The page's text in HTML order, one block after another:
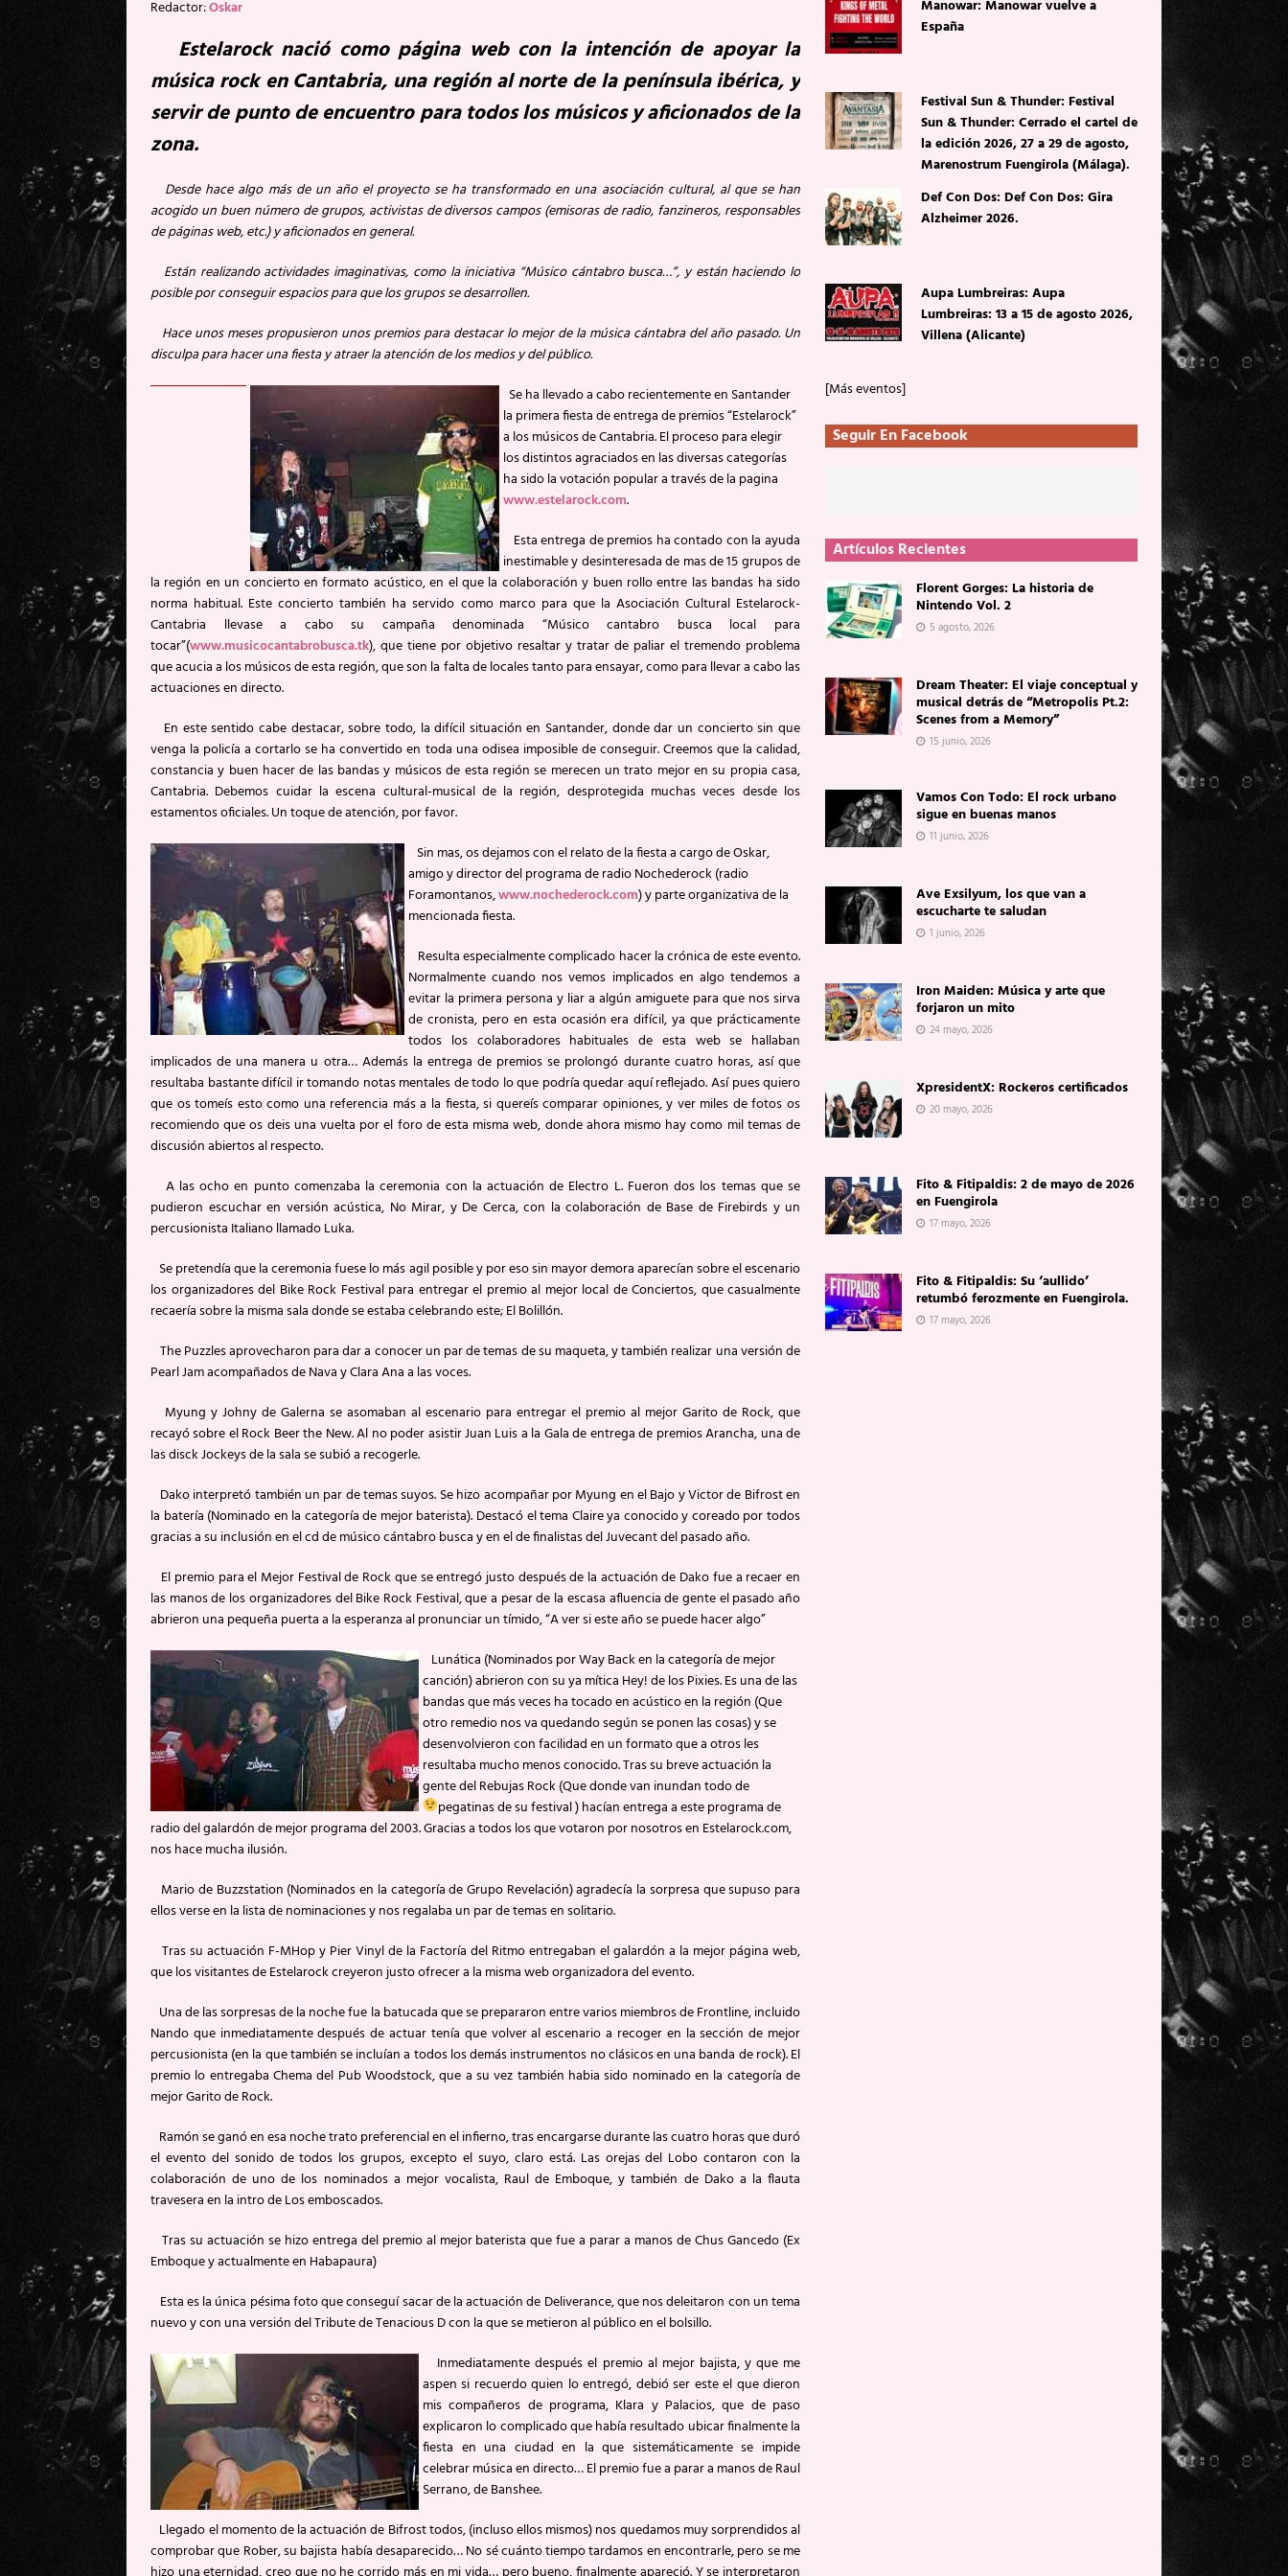
Redactor:Oskar
Estelarock nació como página web con la intención de apoyar la
música rock en Cantabria, una región al norte de la península ibérica, y
servir de punto de encuentro para todos los músicos y aficionados de la
zona.
Desde hace algo más de un año el proyecto se ha transformado en una asociación cultural, al que se han
acogido un buen número de grupos, activistas de diversos campos (emisoras de radio, fanzineros, responsables
de páginas web, etc.) y aficionados en general.
Están realizando actividades imaginativas, como la iniciativa “Músico cántabro busca…”, y están haciendo lo
posible por conseguir espacios para que los grupos se desarrollen.
Hace unos meses propusieron unos premios para destacar lo mejor de la música cántabra del año pasado. Un
disculpa para hacer una fiesta y atraer la atención de los medios y del público.
Se ha llevado a cabo recientemente en Santander
la primera fiesta de entrega de premios “Estelarock”
a los músicos de Cantabria. El proceso para elegir
los distintos agraciados en las diversas categorías
ha sido la votación popular a través de la pagina
www.estelarock.com.
Esta entrega de premios ha contado con la ayuda
inestimable y desinteresada de mas de 15 grupos de
la región en un concierto en formato acústico, en el que la colaboración y buen rollo entre las bandas ha sido
norma habitual. Este concierto también ha servido como marco para que la Asociación Cultural Estelarock-
Cantabria llevase a cabo su campaña denominada “Músico cantabro busca local para
tocar”(www.musicocantabrobusca.tk), que tiene por objetivo resaltar y tratar de paliar el tremendo problema
que acucia a los músicos de esta región, que son la falta de locales tanto para ensayar, como para llevar a cabo las
actuaciones en directo.
En este sentido cabe destacar, sobre todo, la difícil situación en Santander, donde dar un concierto sin que
venga la policía a cortarlo se ha convertido en toda una odisea imposible de conseguir. Creemos que la calidad,
constancia y buen hacer de las bandas y músicos de esta región se merecen un trato mejor en su propia casa,
Cantabria. Debemos cuidar la escena cultural-musical de la región, desprotegida muchas veces desde los
estamentos oficiales. Un toque de atención, por favor.
Sin mas, os dejamos con el relato de la fiesta a cargo de Oskar,
amigo y director del programa de radio Nochederock (radio
Foramontanos,www.nochederock.com) y parte organizativa de la
mencionada fiesta.
Resulta especialmente complicado hacer la crónica de este evento.
Normalmente cuando nos vemos implicados en algo tendemos a
evitar la primera persona y liar a algún amiguete para que nos sirva
de cronista, pero en esta ocasión era difícil, ya que prácticamente
todos los colaboradores habituales de esta web se hallaban
implicados de una manera u otra… Además la entrega de premios se prolongó durante cuatro horas, así que
resultaba bastante difícil ir tomando notas mentales de todo lo que podría quedar aquí reflejado. Así pues quiero
que os tomeís esto como una referencia más a la fiesta, si quereís comparar opiniones, y ver miles de fotos os
recomiendo que os deis una vuelta por el foro de esta misma web, donde ahora mismo hay como mil temas de
discusión abiertos al respecto.
A las ocho en punto comenzaba la ceremonia con la actuación de Electro L. Fueron dos los temas que se
pudieron escuchar en versión acústica, No Mirar, y De Cerca, con la colaboración de Base de Firebirds y un
percusionista Italiano llamado Luka.
Se pretendía que la ceremonia fuese lo más agil posible y por eso sin mayor demora aparecían sobre el escenario
los organizadores del Bike Rock Festival para entregar el premio al mejor local de Conciertos, que casualmente
recaería sobre la misma sala donde se estaba celebrando este; El Bolillón.
The Puzzles aprovecharon para dar a conocer un par de temas de su maqueta, y también realizar una versión de
Pearl Jam acompañados de Nava y Clara Ana a las voces.
Myung y Johny de Galerna se asomaban al escenario para entregar el premio al mejor Garito de Rock, que
recayó sobre el Rock Beer the New. Al no poder asistir Juan Luis a la Gala de entrega de premios Arancha, una de
las disck Jockeys de la sala se subió a recogerle.
Dako interpretó también un par de temas suyos. Se hizo acompañar por Myung en el Bajo y Victor de Bifrost en
la batería (Nominado en la categoría de mejor baterista). Destacó el tema Claire ya conocido y coreado por todos
gracias a su inclusión en el cd de músico cántabro busca y en el de finalistas del Juvecant del pasado año.
El premio para el Mejor Festival de Rock que se entregó justo después de la actuación de Dako fue a recaer en
las manos de los organizadores del Bike Rock Festival, que a pesar de la escasa afluencia de gente el pasado año
abrieron una pequeña puerta a la esperanza al pronunciar un tímido, “A ver si este año se puede hacer algo”
Lunática (Nominados por Way Back en la categoría de mejor
canción) abrieron con su ya mítica Hey! de los Pixies. Es una de las
bandas que más veces ha tocado en acústico en la región (Que
otro remedio nos va quedando según se ponen las cosas) y se
desenvolvieron con facilidad en un formato que a otros les
resultaba mucho menos conocido. Tras su breve actuación la
gente del Rebujas Rock (Que donde van inundan todo de
pegatinas de su festival) hacían entrega a este programa de
radio del galardón de mejor programa del 2003. Gracias a todos los que votaron por nosotros en Estelarock.com,
nos hace mucha ilusión.
Mario de Buzzstation (Nominados en la categoría de Grupo Revelación) agradecía la sorpresa que supuso para
ellos verse en la lista de nominaciones y nos regalaba un par de temas en solitario.
Tras su actuación F-MHop y Pier Vinyl de la Factoría del Ritmo entregaban el galardón a la mejor página web,
que los visitantes de Estelarock creyeron justo ofrecer a la misma web organizadora del evento.
Una de las sorpresas de la noche fue la batucada que se prepararon entre varios miembros de Frontline, incluido
Nando que inmediatamente después de actuar tenía que volver al escenario a recoger en la sección de mejor
percusionista (en la que también se incluían a todos los demás instrumentos no clásicos en una banda de rock). El
premio lo entregaba Chema del Pub Woodstock, que a su vez también habia sido nominado en la categoría de
mejor Garito de Rock.
Ramón se ganó en esa noche trato preferencial en el infierno, tras encargarse durante las cuatro horas que duró
el evento del sonido de todos los grupos, excepto el suyo, claro está. Las orejas del Lobo contaron con la
colaboración de uno de los nominados a mejor vocalista, Raul de Emboque, y también de Dako a la flauta
travesera en la intro de Los emboscados.
Tras su actuación se hizo entrega del premio al mejor baterista que fue a parar a manos de Chus Gancedo (Ex
Emboque y actualmente en Habapaura)
Esta es la única pésima foto que conseguí sacar de la actuación de Deliverance, que nos deleitaron con un tema
nuevo y con una versión del Tribute de Tenacious D con la que se metieron al público en el bolsillo.
Inmediatamente después el premio al mejor bajista, y que me
aspen si recuerdo quien lo entregó, debió ser este el que dieron
mis compañeros de programa, Klara y Palacios, que de paso
explicaron lo complicado que había resultado ubicar finalmente la
fiesta en una ciudad en la que sistemáticamente se impide
celebrar música en directo… El premio fue a parar a manos de Raul
Serrano, de Banshee.
Llegado el momento de la actuación de Bifrost todos, (incluso ellos mismos) nos quedamos muy sorprendidos al
comprobar que Rober, su bajista había desaparecido… No sé cuánto tiempo tardamos en encontrarle, pero se me
Manowar: Manowar vuelve a
España
Festival Sun & Thunder: Festival
Sun & Thunder: Cerrado el cartel de
la edición 2026, 27 a 29 de agosto,
Marenostrum Fuengirola (Málaga).
Def Con Dos: Def Con Dos: Gira
Alzheimer 2026.
Aupa Lumbreiras: Aupa
Lumbreiras: 13 a 15 de agosto 2026,
Villena (Alicante)
[Más eventos]
Seguir En Facebook
Artículos Recientes
Florent Gorges: La historia de
Nintendo Vol. 2
5 agosto, 2026
Dream Theater: El viaje conceptual y
musical detrás de “Metropolis Pt.2:
Scenes from a Memory”
15 junio, 2026
Vamos Con Todo: El rock urbano
sigue en buenas manos
11 junio, 2026
Ave Exsilyum, los que van a
escucharte te saludan
1 junio, 2026
Iron Maiden: Música y arte que
forjaron un mito
24 mayo, 2026
XpresidentX: Rockeros certificados
20 mayo, 2026
Fito & Fitipaldis: 2 de mayo de 2026
en Fuengirola
17 mayo, 2026
Fito & Fitipaldis: Su ‘aullido’
retumbó ferozmente en Fuengirola.
17 mayo, 2026